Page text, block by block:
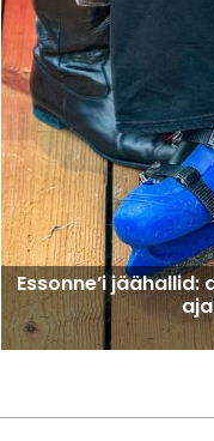
Essonne’i